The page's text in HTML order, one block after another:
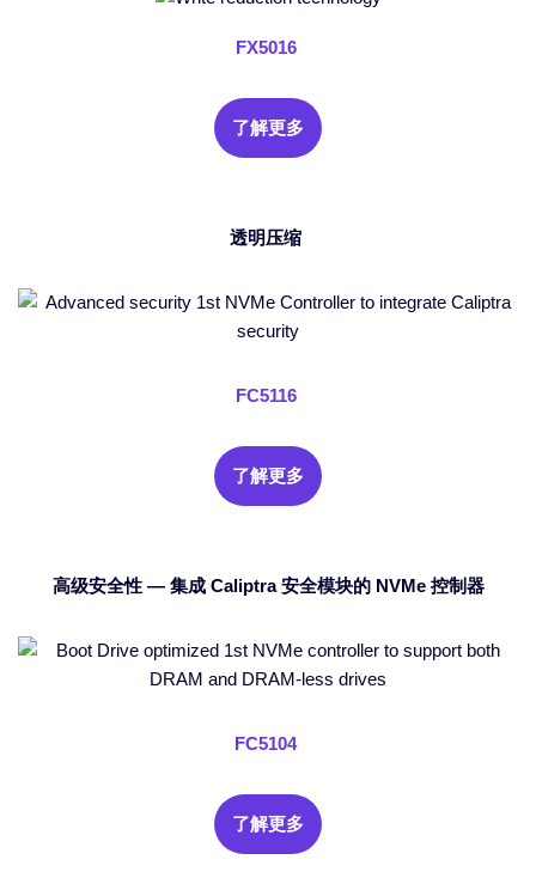
FX5016
了解更多
透明压缩
FC5116
了解更多
高级安全性 — 集成 Caliptra 安全模块的 NVMe 控制器
FC5104
了解更多